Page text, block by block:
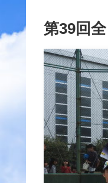
第39回